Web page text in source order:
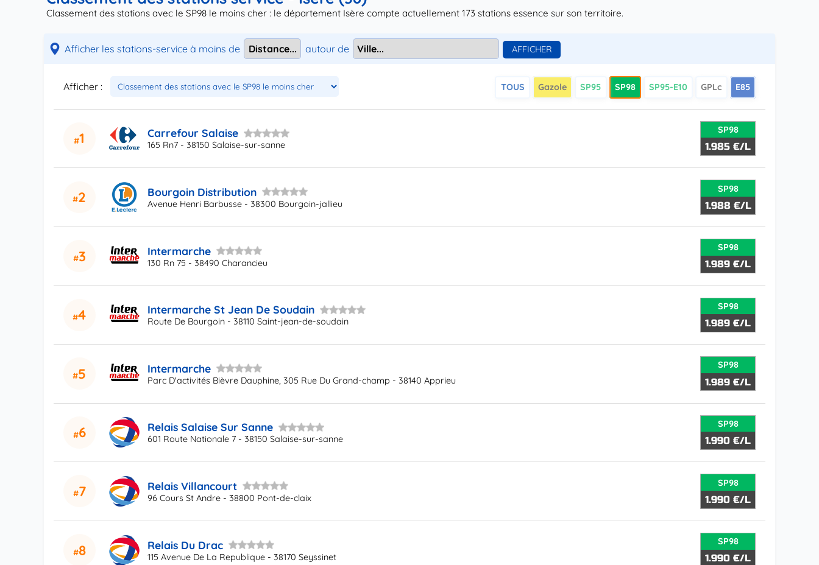
Classement des stations avec le SP98 le moins cher : le département Isère compte actuellement 173 stations essence sur son territoire.
Afficher les stations-service à moins de autour de
Afficher : TOUS Gazole SP95 SP98 SP95-E10 GPLc E85
1 Carrefour Salaise
165 Rn7 - 38150 Salaise-sur-sanne
SP98
1.985 €/L
2 Bourgoin Distribution
Avenue Henri Barbusse - 38300 Bourgoin-jallieu
SP98
1.988 €/L
3 Intermarche
130 Rn 75 - 38490 Charancieu
SP98
1.989 €/L
4 Intermarche St Jean De Soudain
Route De Bourgoin - 38110 Saint-jean-de-soudain
SP98
1.989 €/L
5 Intermarche
Parc D'activités Bièvre Dauphine, 305 Rue Du Grand-champ - 38140 Apprieu
SP98
1.989 €/L
6 Relais Salaise Sur Sanne
601 Route Nationale 7 - 38150 Salaise-sur-sanne
SP98
1.990 €/L
7 Relais Villancourt
96 Cours St Andre - 38800 Pont-de-claix
SP98
1.990 €/L
8 Relais Du Drac
115 Avenue De La Republique - 38170 Seyssinet
SP98
1.990 €/L